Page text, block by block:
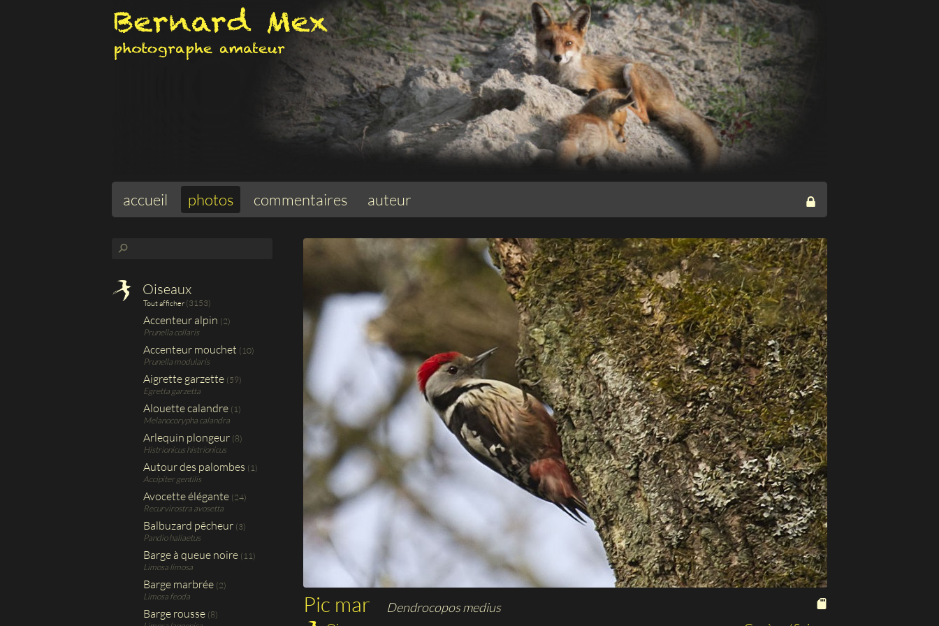
accueil photos commentaires auteur
⚲
Oiseaux
Tout afficher (3153)
Accenteur alpin (2)
Prunella collaris
Accenteur mouchet (10)
Prunella modularis
Aigrette garzette (59)
Egretta garzetta
Alouette calandre (1)
Melanocorypha calandra
Arlequin plongeur (8)
Histrionicus histrionicus
Autour des palombes (1)
Accipiter gentilis
Avocette élégante (24)
Recurvirostra avosetta
Balbuzard pêcheur (3)
Pandio haliaetus
Barge à queue noire (11)
Limosa limosa
Barge marbrée (2)
Limosa feoda
Barge rousse (8)
Pic mar
Dendrocopos medius